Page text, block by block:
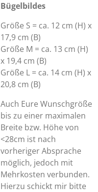
Bügelbildes
Größe S = ca. 12 cm (H) x
17,9 cm (B)
Größe M = ca. 13 cm (H)
x 19,4 cm (B)
Größe L = ca. 14 cm (H) x
20,8 cm (B)
Auch Eure Wunschgröße
bis zu einer maximalen
Breite bzw. Höhe von
<28cm ist nach
vorheriger Absprache
möglich, jedoch mit
Mehrkosten verbunden.
Hierzu schickt mir bitte